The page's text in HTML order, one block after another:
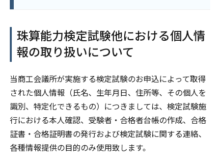
珠算能力検定試験他における個人情
報の取り扱いについて
当商工会議所が実施する検定試験のお申込によって取得
された個人情報（氏名、生年月日、住所等、その個人を
識別、特定化できるもの）につきましては、検定試験施
行における本人確認、受験者・合格者台帳の作成、合格
証書・合格証明書の発行および検定試験に関する連絡、
各種情報提供の目的のみ使用致します。